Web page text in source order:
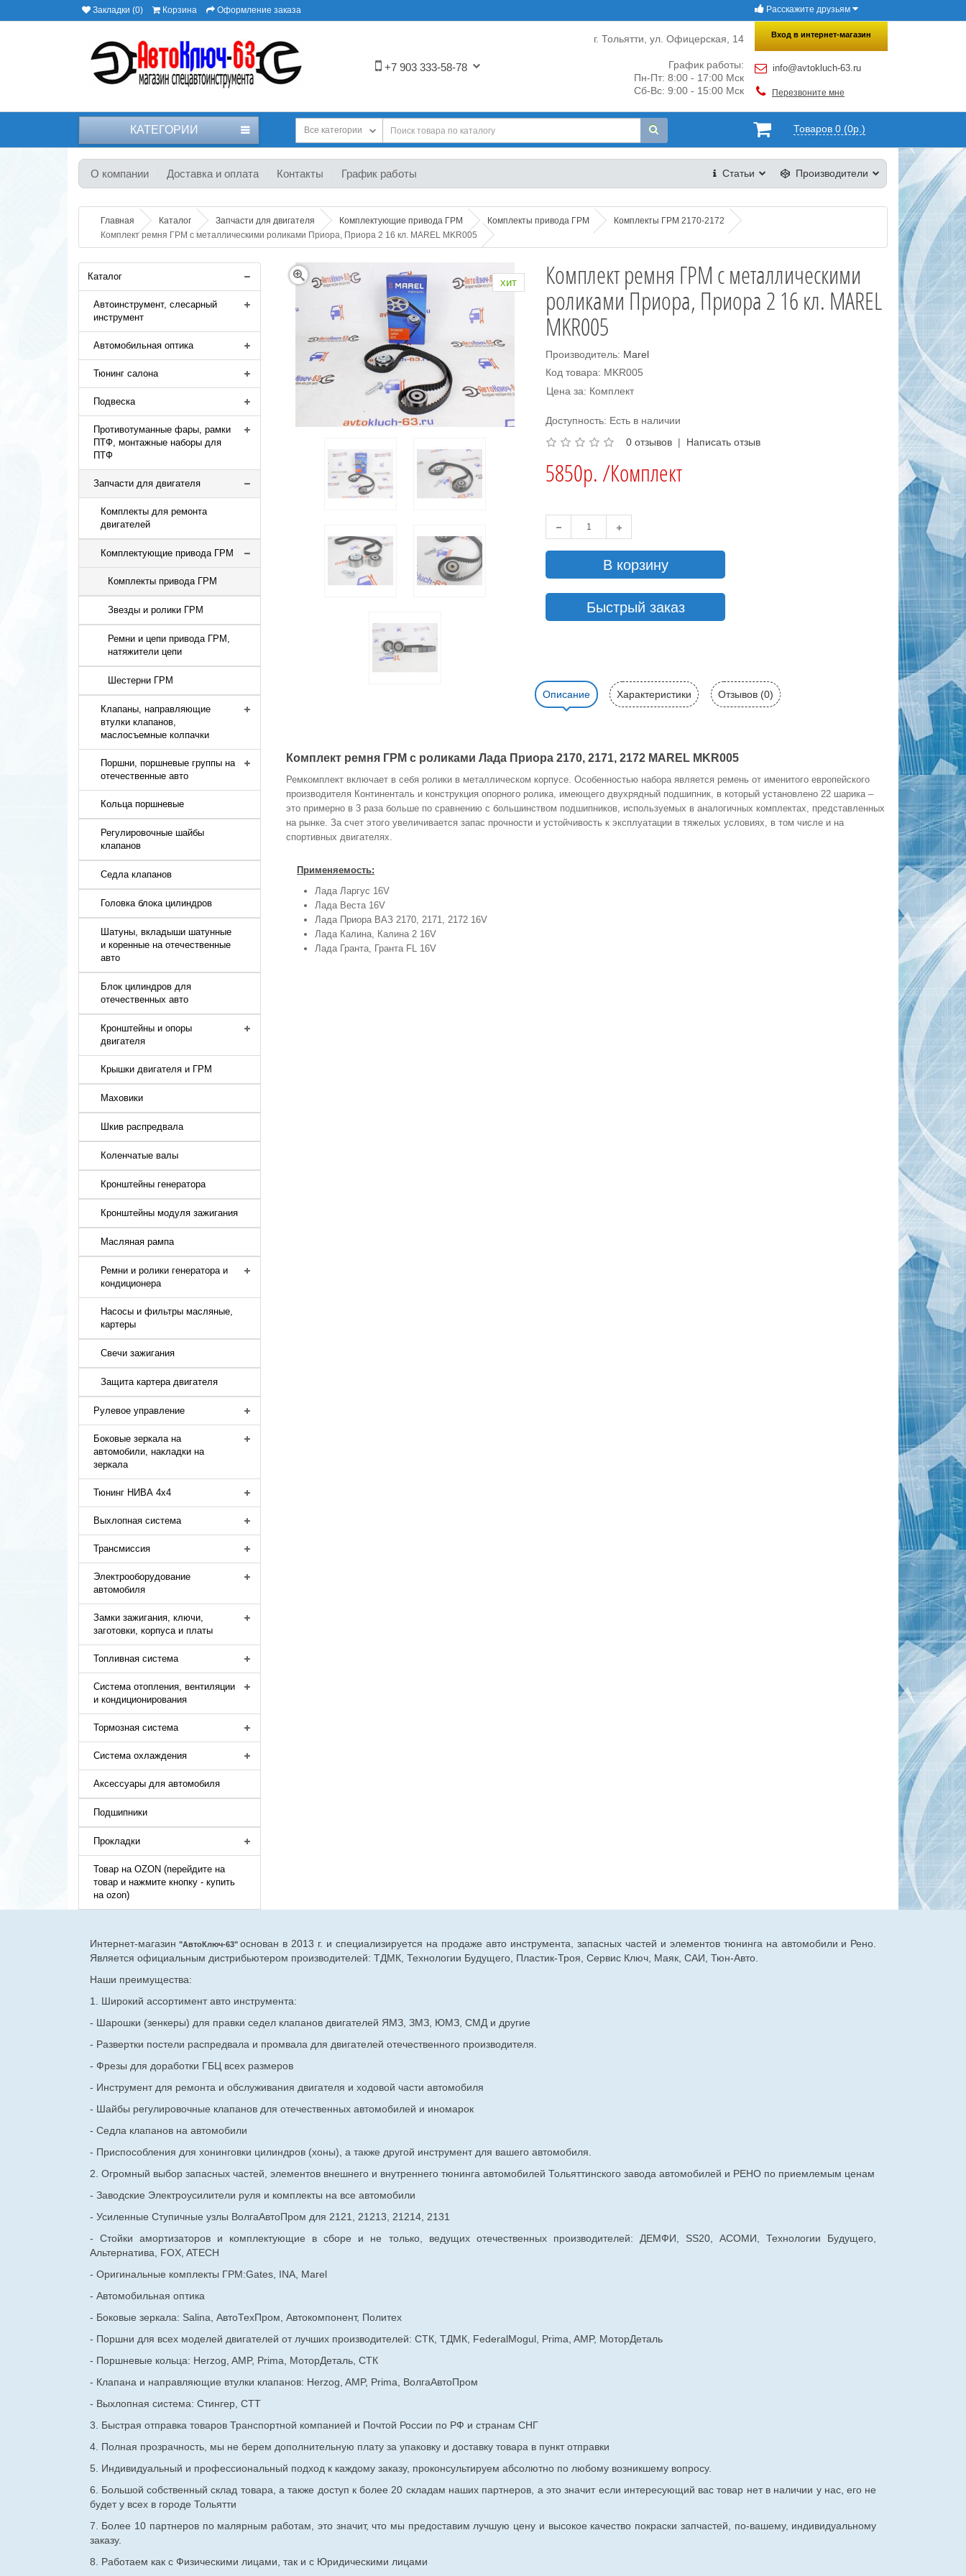
×
Закладки (0) Корзина Оформление заказа Расскажите друзьям
+7 903 333-58-78
Вход в интернет-магазин
info@avtokluch-63.ru
Перезвоните мне
г. Тольятти, ул. Офицерская, 14
График работы:
Пн-Пт: 8:00 - 17:00 Мск
Сб-Вс: 9:00 - 15:00 Мск
КАТЕГОРИИ Товаров 0 (0р.)
Все категории
О компании Доставка и оплата Контакты График работы Производители
Статьи
Главная Каталог Запчасти для двигателя Комплектующие привода ГРМ Комплекты привода ГРМ
Комплекты ГРМ 2170-2172
Комплект ремня ГРМ c металлическими роликами Приора, Приора 2 16 кл. MAREL MKR005
Каталог
Автоинструмент, слесарный
инструмент
Автомобильная оптика
Тюнинг салона
Подвеска
Противотуманные фары, рамки
ПТФ, монтажные наборы для
ПТФ
Запчасти для двигателя
Комплекты для ремонта
двигателей
Комплектующие привода ГРМ
Комплекты привода ГРМ
Звезды и ролики ГРМ
Ремни и цепи привода ГРМ,
натяжители цепи
Шестерни ГРМ
Клапаны, направляющие
втулки клапанов,
маслосъемные колпачки
Поршни, поршневые группы на
отечественные авто
Кольца поршневые
Регулировочные шайбы
клапанов
Седла клапанов
Головка блока цилиндров
Шатуны, вкладыши шатунные
и коренные на отечественные
авто
Блок цилиндров для
отечественных авто
Кронштейны и опоры
двигателя
Крышки двигателя и ГРМ
Маховики
Шкив распредвала
Коленчатые валы
Кронштейны генератора
Кронштейны модуля зажигания
Масляная рампа
Ремни и ролики генератора и
кондиционера
Насосы и фильтры масляные,
картеры
Свечи зажигания
Защита картера двигателя
Рулевое управление
Боковые зеркала на
автомобили, накладки на
зеркала
Тюнинг НИВА 4х4
Выхлопная система
Трансмиссия
Электрооборудование
автомобиля
Замки зажигания, ключи,
заготовки, корпуса и платы
Топливная система
Система отопления, вентиляции
и кондиционирования
Тормозная система
Система охлаждения
Аксессуары для автомобиля
Подшипники
Прокладки
Товар на OZON (перейдите на
товар и нажмите кнопку - купить
на ozon)
хит
Комплект ремня ГРМ c металлическими
роликами Приора, Приора 2 16 кл. MAREL
MKR005
Производитель: Marel
Код товара: MKR005
Цена за: Комплект
Доступность: Есть в наличии
0 отзывов | Написать отзыв
5850р. /Комплект
В корзину
Быстрый заказ
Описание Характеристики Отзывов (0)
Комплект ремня ГРМ с роликами Лада Приора 2170, 2171, 2172 MAREL MKR005
Ремкомплект включает в себя ролики в металлическом корпусе. Особенностью набора является ремень от именитого европейского
производителя Континенталь и конструкция опорного ролика, имеющего двухрядный подшипник, в который установлено 22 шарика –
это примерно в 3 раза больше по сравнению с большинством подшипников, используемых в аналогичных комплектах, представленных
на рынке. За счет этого увеличивается запас прочности и устойчивость к эксплуатации в тяжелых условиях, в том числе и на
спортивных двигателях.
Применяемость:
Лада Ларгус 16V
Лада Веста 16V
Лада Приора ВАЗ 2170, 2171, 2172 16V
Лада Калина, Калина 2 16V
Лада Гранта, Гранта FL 16V
Интернет-магазин "АвтоКлюч-63"основан в 2013 г. и специализируется на продаже авто инструмента, запасных частей и элементов тюнинга на автомобили и Рено.
Является официальным дистрибьютером производителей: ТДМК, Технологии Будущего, Пластик-Троя, Сервис Ключ, Маяк, САИ, Тюн-Авто.
Наши преимущества:
1. Широкий ассортимент авто инструмента:
- Шарошки (зенкеры) для правки седел клапанов двигателей ЯМЗ, ЗМЗ, ЮМЗ, СМД и другие
- Развертки постели распредвала и промвала для двигателей отечественного производителя.
- Фрезы для доработки ГБЦ всех размеров
- Инструмент для ремонта и обслуживания двигателя и ходовой части автомобиля
- Шайбы регулировочные клапанов для отечественныхавтомобилей и иномарок
- Седла клапанов на автомобили
- Приспособления для хонинговки цилиндров (хоны), а также другой инструмент для вашего автомобиля.
2. Огромный выбор запасных частей, элементов внешнего и внутреннего тюнинга автомобилей Тольяттинского завода автомобилей и РЕНО по приемлемым ценам
- Заводские Электроусилители руля и комплекты на все автомобили
- Усиленные Ступичные узлы ВолгаАвтоПром для 2121, 21213, 21214, 2131
- Стойки амортизаторов и комплектующие в сборе и не только, ведущих отечественных производителей: ДЕМФИ, SS20, АСОМИ, Технологии Будущего,
Альтернатива, FOX, ATECH
- Оригинальные комплекты ГРМ:Gates, INA, Marel
- Автомобильная оптика
- Боковые зеркала: Salina, АвтоТехПром, Автокомпонент, Политех
- Поршни для всех моделей двигателей от лучших производителей: СТК, ТДМК, FederalMogul, Prima, AMP, МоторДеталь
- Поршневые кольца: Herzog, AMP, Prima, МоторДеталь, СТК
- Клапана и направляющие втулки клапанов: Herzog, AMP, Prima, ВолгаАвтоПром
- Выхлопная система: Стингер, СТТ
3. Быстрая отправка товаров Транспортной компанией и Почтой России по РФ и странам СНГ
4. Полная прозрачность, мы не берем дополнительную плату за упаковку и доставку товара в пункт отправки
5. Индивидуальный и профессиональный подход к каждому заказу, проконсультируем абсолютно по любому возникшему вопросу.
6. Большой собственный склад товара, а также доступ к более 20 складам наших партнеров, а это значит если интересующий вас товар нет в наличии у нас, его не
будет у всех в городе Тольятти
7. Более 10 партнеров по малярным работам, это значит, что мы предоставим лучшую цену и высокое качество покраски запчастей, по-вашему, индивидуальному
заказу.
8. Работаем как с Физическими лицами, так и с Юридическими лицами